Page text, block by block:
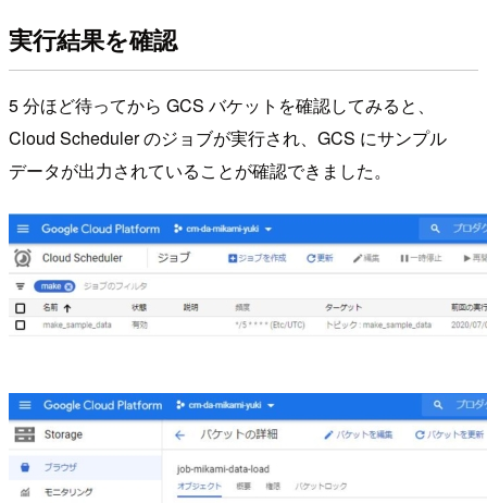
実行結果を確認
5 分ほど待ってから GCS バケットを確認してみると、
Cloud Scheduler のジョブが実行され、GCS にサンプル
データが出力されていることが確認できました。